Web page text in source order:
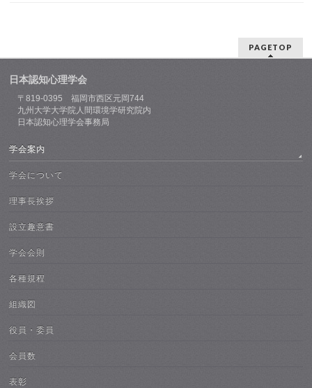
PAGETOP
日本認知心理学会
〒819-0395 福岡市西区元岡744
九州大学大学院人間環境学研究院内
日本認知心理学会事務局
学会案内
学会について
理事長挨拶
設立趣意書
学会会則
各種規程
組織図
役員・委員
会員数
表彰